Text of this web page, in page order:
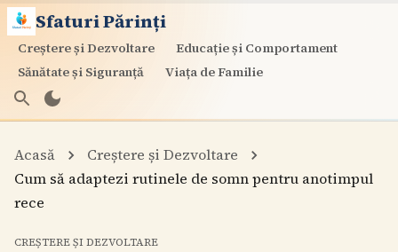
Sfaturi Părinți
Creștere și Dezvoltare
Educație și Comportament
Sănătate și Siguranță
Viața de Familie
Acasă
Creștere și Dezvoltare
Cum să adaptezi rutinele de somn pentru anotimpul
rece
CREȘTERE ȘI DEZVOLTARE